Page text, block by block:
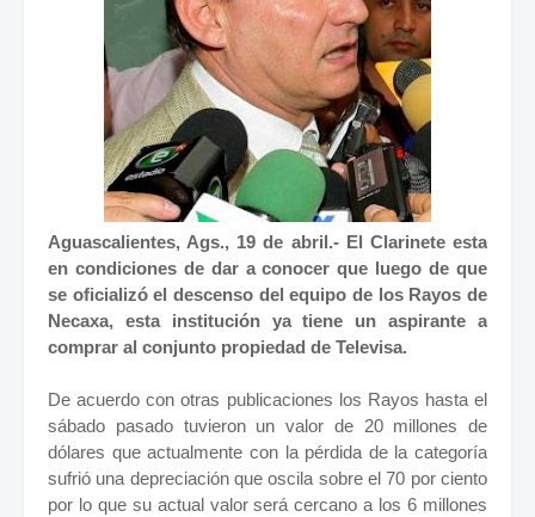
Aguascalientes, Ags., 19 de abril.- El Clarinete esta
en condiciones de dar a conocer que luego de que
se oficializó el descenso del equipo de los Rayos de
Necaxa, esta institución ya tiene un aspirante a
comprar al conjunto propiedad de Televisa.
De acuerdo con otras publicaciones los Rayos hasta el
sábado pasado tuvieron un valor de 20 millones de
dólares que actualmente con la pérdida de la categoría
sufrió una depreciación que oscila sobre el 70 por ciento
por lo que su actual valor será cercano a los 6 millones